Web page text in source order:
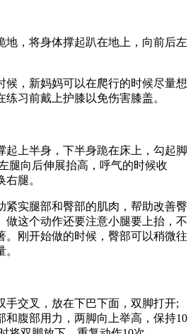
地，将身体撑起趴在地上，向前后左
候，新妈妈可以在爬行的时候尽量想
练习前戴上护膝以免伤害膝盖。
起上半身，下半身跪在床上，勾起脚
腿向后伸展抬高，呼气的时候收
腿。
紧实腿部和臀部的肌肉，帮助改善臀
做这个动作还要注意小腿要上抬，不
。刚开始做的时候，臀部可以稍微往
手交叉，放在下巴下面，双脚打开;
和腹部用力，两脚向上举高，保持10